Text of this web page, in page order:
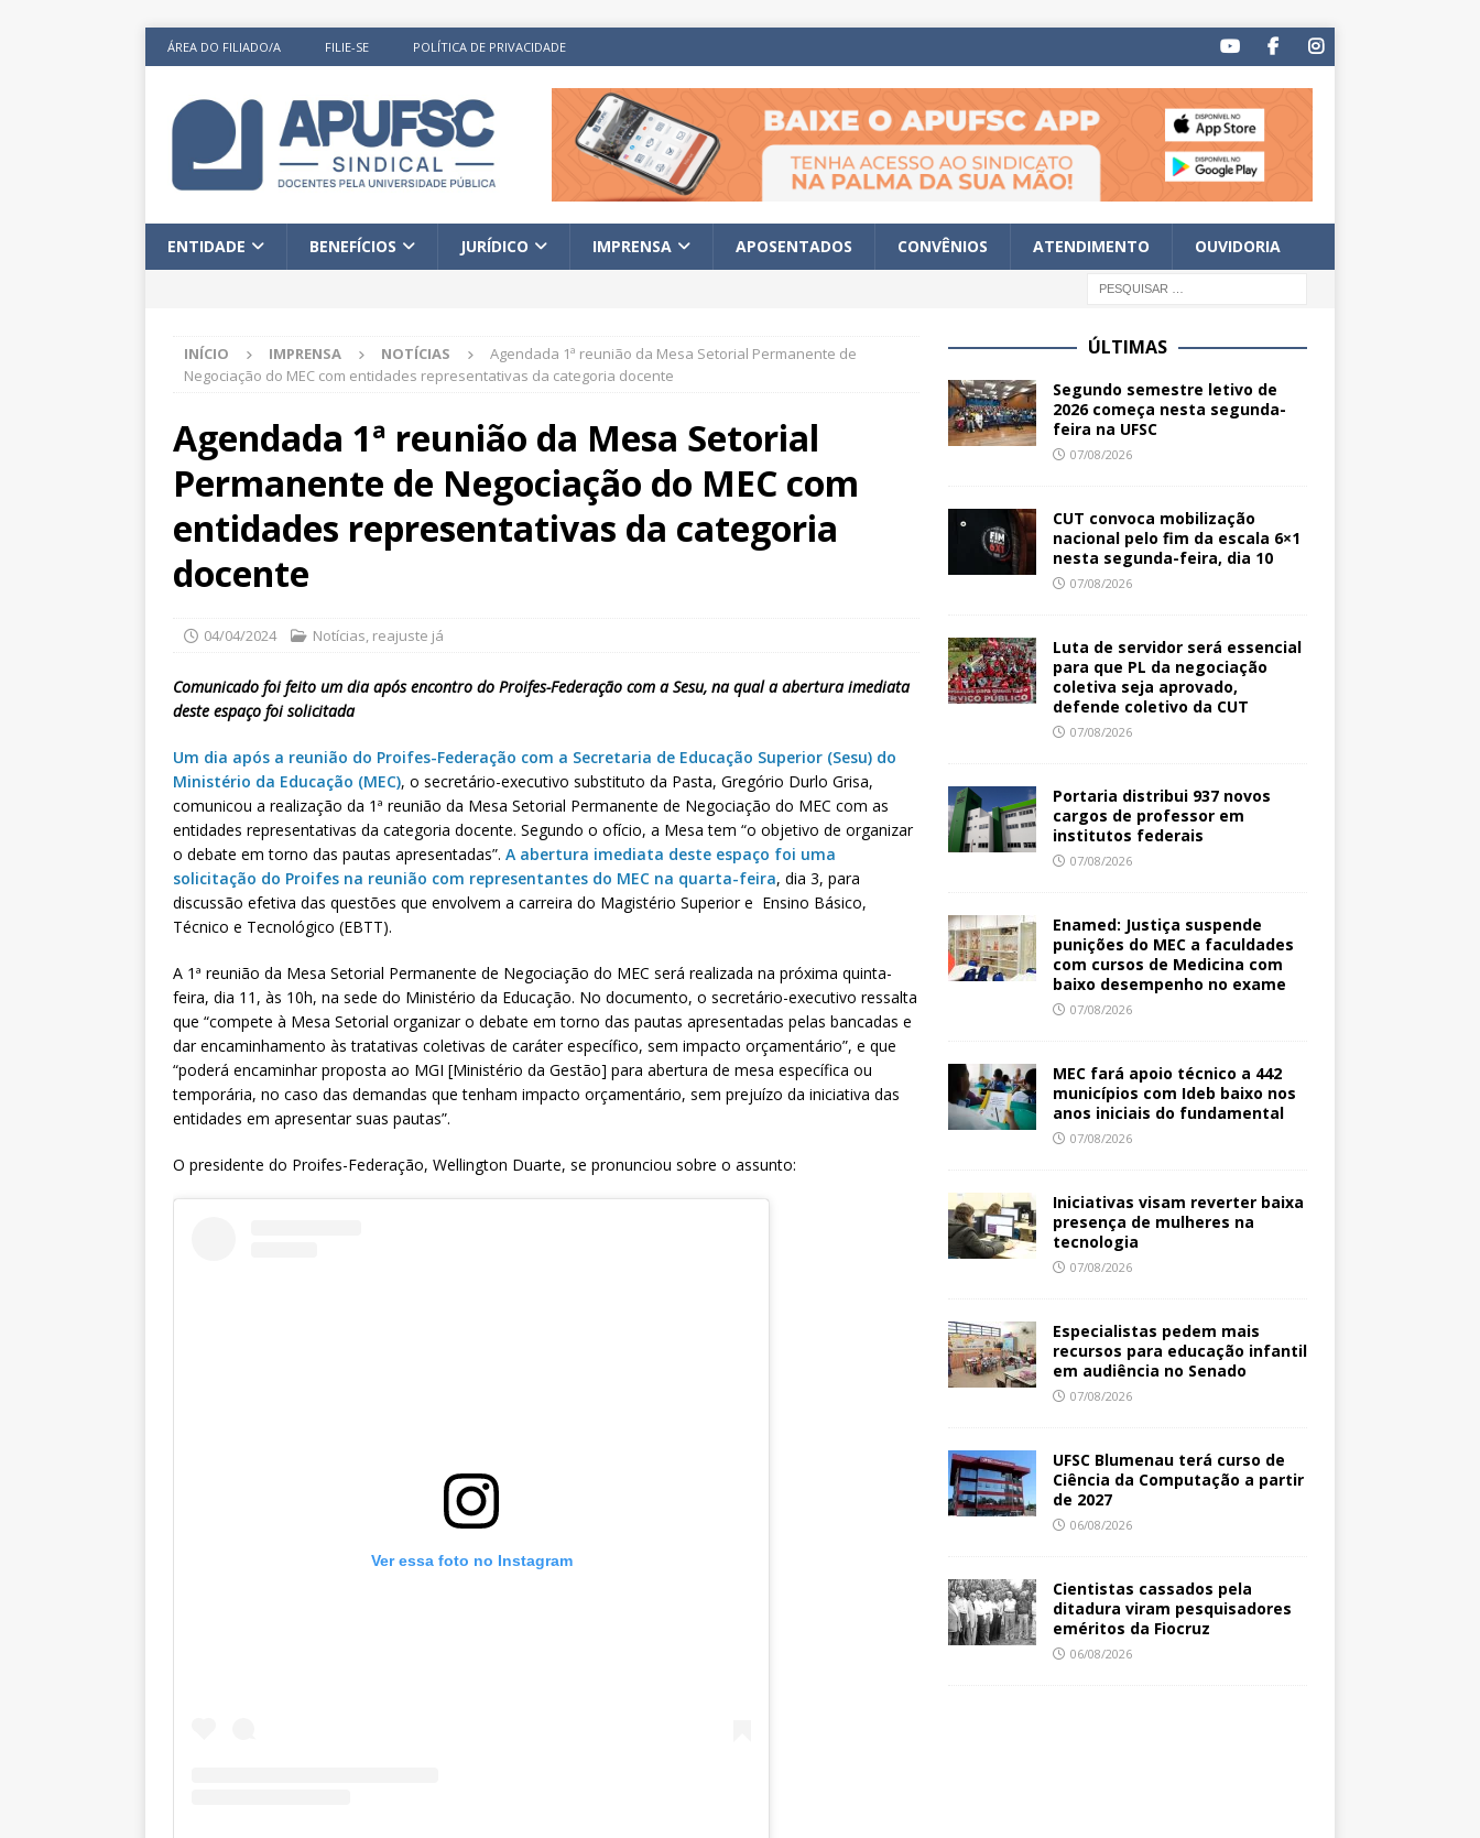
ÁREA DO FILIADO/A FILIE-SE POLÍTICA DE PRIVACIDADE
ENTIDADE BENEFÍCIOS JURÍDICO IMPRENSA APOSENTADOS CONVÊNIOS ATENDIMENTO OUVIDORIA
INÍCIO IMPRENSA NOTÍCIAS
Agendada 1ª reunião da Mesa Setorial Permanente de
Negociação do MEC com entidades representativas da categoria docente
Agendada 1ª reunião da Mesa Setorial
Permanente de Negociação do MEC com
entidades representativas da categoria
docente
04/04/2024 Notícias, reajuste já
Comunicado foi feito um dia após encontro do Proifes-Federação com a Sesu, na qual a abertura imediata
deste espaço foi solicitada
Um dia após a reunião do Proifes-Federação com a Secretaria de Educação Superior (Sesu) do
Ministério da Educação (MEC), o secretário-executivo substituto da Pasta, Gregório Durlo Grisa,
comunicou a realização da 1ª reunião da Mesa Setorial Permanente de Negociação do MEC com as
entidades representativas da categoria docente. Segundo o ofício, a Mesa tem “o objetivo de organizar
o debate em torno das pautas apresentadas”. A abertura imediata deste espaço foi uma
solicitação do Proifes na reunião com representantes do MEC na quarta-feira, dia 3, para
discussão efetiva das questões que envolvem a carreira do Magistério Superior e Ensino Básico,
Técnico e Tecnológico (EBTT).
A 1ª reunião da Mesa Setorial Permanente de Negociação do MEC será realizada na próxima quinta-
feira, dia 11, às 10h, na sede do Ministério da Educação. No documento, o secretário-executivo ressalta
que “compete à Mesa Setorial organizar o debate em torno das pautas apresentadas pelas bancadas e
dar encaminhamento às tratativas coletivas de caráter específico, sem impacto orçamentário”, e que
“poderá encaminhar proposta ao MGI [Ministério da Gestão] para abertura de mesa específica ou
temporária, no caso das demandas que tenham impacto orçamentário, sem prejuízo da iniciativa das
entidades em apresentar suas pautas”.
O presidente do Proifes-Federação, Wellington Duarte, se pronunciou sobre o assunto:
Ver essa foto no Instagram
ÚLTIMAS
Segundo semestre letivo de
2026 começa nesta segunda-
feira na UFSC
07/08/2026
CUT convoca mobilização
nacional pelo fim da escala 6×1
nesta segunda-feira, dia 10
07/08/2026
Luta de servidor será essencial
para que PL da negociação
coletiva seja aprovado,
defende coletivo da CUT
07/08/2026
Portaria distribui 937 novos
cargos de professor em
institutos federais
07/08/2026
Enamed: Justiça suspende
punições do MEC a faculdades
com cursos de Medicina com
baixo desempenho no exame
07/08/2026
MEC fará apoio técnico a 442
municípios com Ideb baixo nos
anos iniciais do fundamental
07/08/2026
Iniciativas visam reverter baixa
presença de mulheres na
tecnologia
07/08/2026
Especialistas pedem mais
recursos para educação infantil
em audiência no Senado
07/08/2026
UFSC Blumenau terá curso de
Ciência da Computação a partir
de 2027
06/08/2026
Cientistas cassados pela
ditadura viram pesquisadores
eméritos da Fiocruz
06/08/2026